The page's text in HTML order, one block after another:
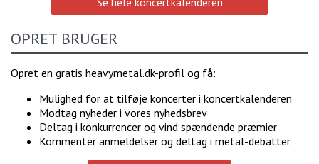
OPRET BRUGER
Opret en gratis heavymetal.dk-profil og få:
Mulighed for at tilføje koncerter i koncertkalenderen
Modtag nyheder i vores nyhedsbrev
Deltag i konkurrencer og vind spændende præmier
Kommentér anmeldelser og deltag i metal-debatter